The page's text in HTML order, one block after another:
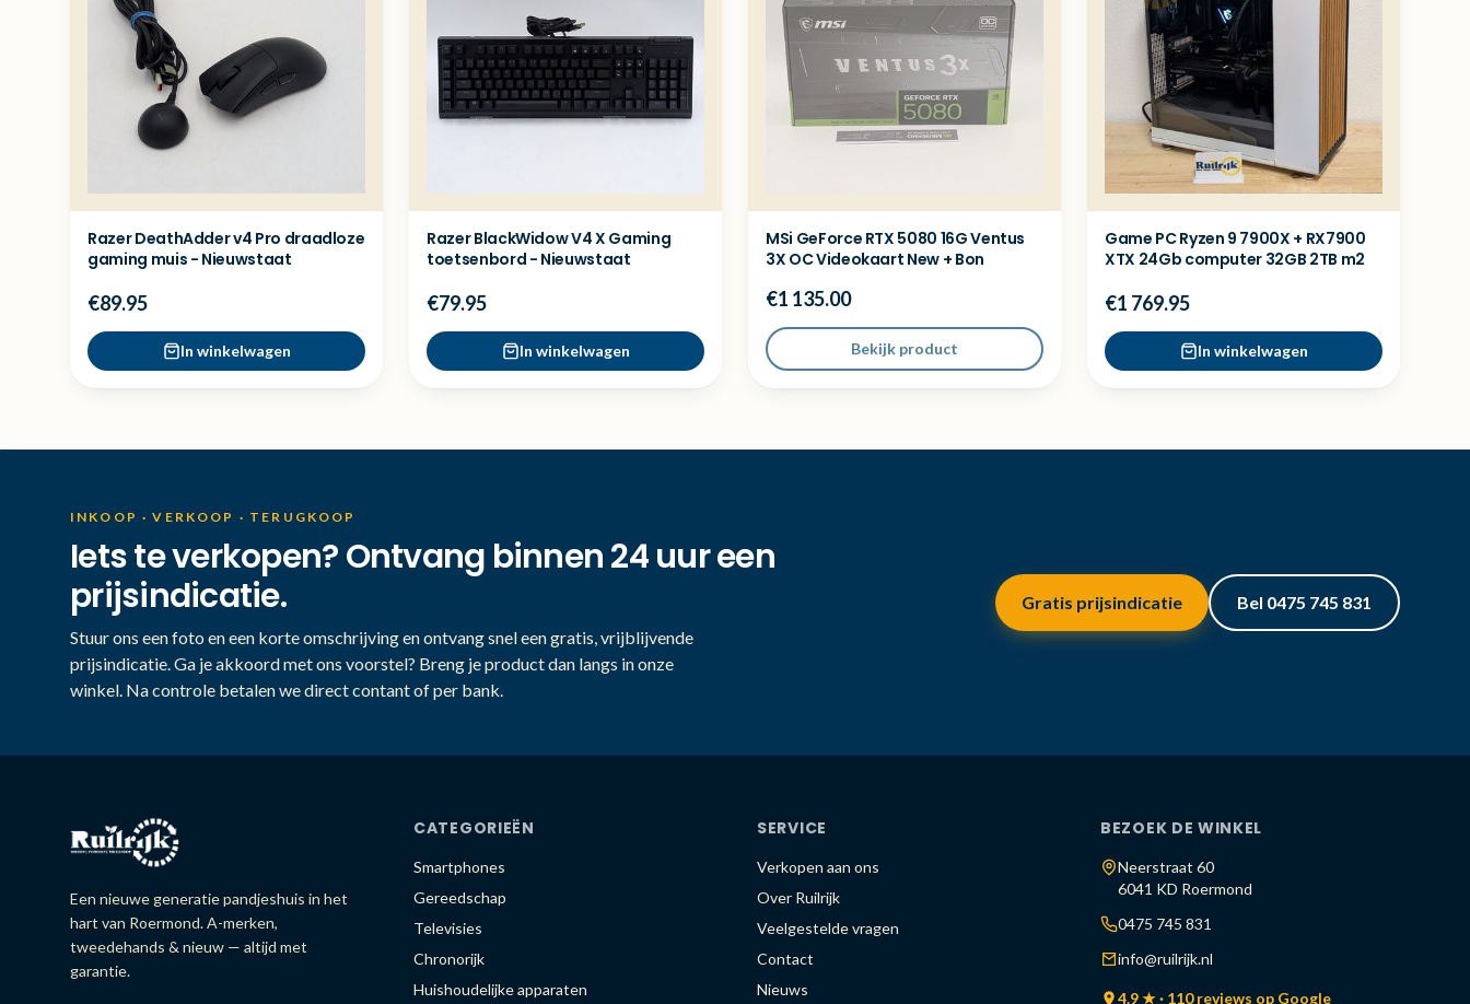
Razer DeathAdder v4 Pro draadloze
gaming muis - Nieuwstaat
€89.95
In winkelwagen
Razer BlackWidow V4 X Gaming
toetsenbord - Nieuwstaat
€79.95
In winkelwagen
MSi GeForce RTX 5080 16G Ventus
3X OC Videokaart New + Bon
€1 135.00
Bekijk product
Game PC Ryzen 9 7900X + RX7900
XTX 24Gb computer 32GB 2TB m2
€1 769.95
In winkelwagen
INKOOP · VERKOOP · TERUGKOOP
Iets te verkopen? Ontvang binnen 24 uur een
prijsindicatie.
Stuur ons een foto en een korte omschrijving en ontvang snel een gratis, vrijblijvende
prijsindicatie. Ga je akkoord met ons voorstel? Breng je product dan langs in onze
winkel. Na controle betalen we direct contant of per bank.
Gratis prijsindicatie Bel 0475 745 831
Een nieuwe generatie pandjeshuis in het
hart van Roermond. A-merken,
tweedehands & nieuw — altijd met
garantie.
CATEGORIEËN
Smartphones
Gereedschap
Televisies
Chronorijk
Huishoudelijke apparaten
SERVICE
Verkopen aan ons
Over Ruilrijk
Veelgestelde vragen
Contact
Nieuws
BEZOEK DE WINKEL
Neerstraat 60
6041 KD Roermond
0475 745 831
info@ruilrijk.nl
4.9 ★ · 110 reviews op Google